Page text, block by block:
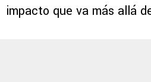
impacto que va más allá